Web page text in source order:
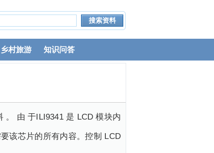
乡村旅游 知识问答
。 由 于ILI9341 是 LCD 模块内
该芯片的所有内容。控制 LCD